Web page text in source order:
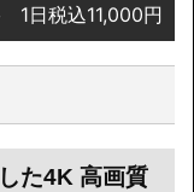
1日税込11,000円
た4K 高画質